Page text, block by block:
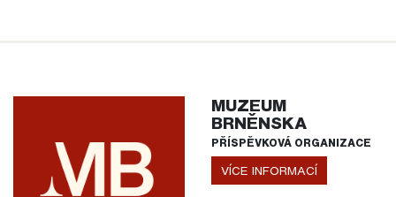
MUZEUM
BRNĚNSKA
PŘÍSPĚVKOVÁ ORGANIZACE
VÍCE INFORMACÍ